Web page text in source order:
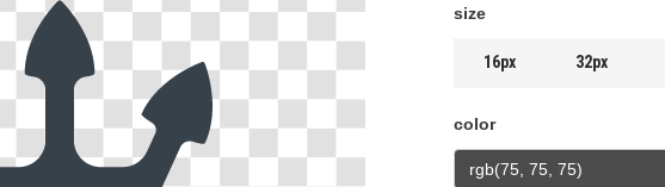
size
16px 32px
color